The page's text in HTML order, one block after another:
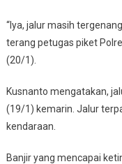
“Iya, jalur masih
terang petugas piket
(20/1).
Kusnanto mengatakan,
(19/1) kemarin. Jalur
kendaraan.
Banjir yang mencapai